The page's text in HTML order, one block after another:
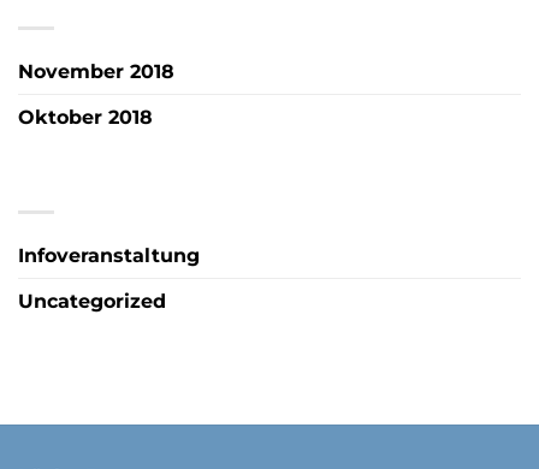
November 2018
Oktober 2018
Infoveranstaltung
Uncategorized